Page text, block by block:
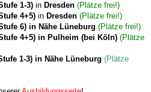
1-3) in Dresden (Plätze frei!)
4+5) in Dresden (Plätze frei!)
6) in Nähe Lüneburg (Plätze frei!)
4+5) in Pulheim (bei Köln) (Plätze
1-3) in Nähe Lüneburg (Plätze